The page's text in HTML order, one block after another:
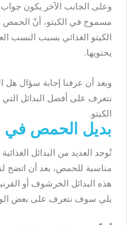
وعلى الجانب الآخر يكون
مسموح في الكيتو، أنّ الحمص
الكيتو الغذائي بسبب النسب
يحتويها.
وبعد أن عرفنا إجابة سؤال
نتعرف على أفضل البدائل
الكيتو.
بديل الحمص في
تُوجد العديد من البدائل
مناسبة للحمص، بعد أن اتضح
هذه البدائل الخرشوف أو
يلي سوف نتعرف على بعض